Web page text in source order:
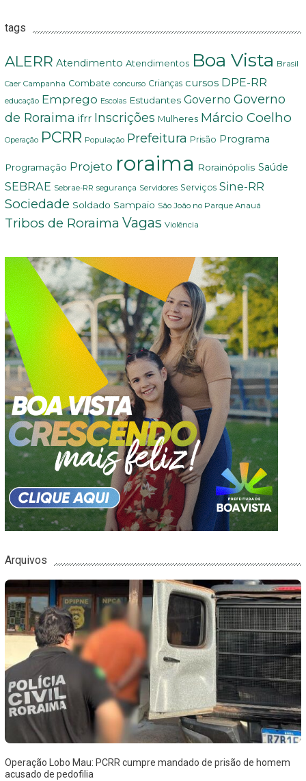
tags
ALERR Atendimento Atendimentos Boa Vista Brasil
Caer Campanha Combate concurso Crianças cursos DPE-RR
educação Emprego Escolas Estudantes Governo Governo
de Roraima ifrr Inscrições Mulheres Márcio Coelho
Operação PCRR População Prefeitura Prisão Programa
Programação Projeto roraima Rorainópolis Saúde
SEBRAE Sebrae-RR segurança Servidores Serviços Sine-RR
Sociedade Soldado Sampaio São João no Parque Anauá
Tribos de Roraima Vagas Violência
Arquivos
Operação Lobo Mau: PCRR cumpre mandado de prisão de homem
acusado de pedofilia